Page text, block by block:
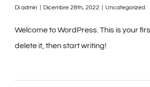
Di admin Dicembre 28th, 2022 Uncategorized
Welcome to WordPress. This is your
delete it, then start writing!